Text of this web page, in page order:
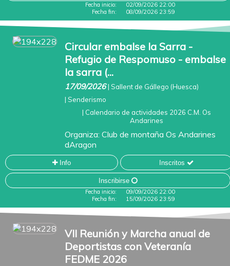
Fecha inicio:
02/09/2026 22:00
Fecha fin:
08/09/2026 23:59
Circular embalse la Sarra -
Refugio de Respomuso - embalse
la sarra (...
17/09/2026 | Sallent de Gállego (Huesca)
| Senderismo
| Calendario de actividades 2026 C.M. Os
Andarines
Organiza: Club de montaña Os Andarines
dAragon
Info Inscritos
Inscribirse
Fecha inicio:
09/09/2026 22:00
Fecha fin:
15/09/2026 23:59
VII Reunión y Marcha anual de
Deportistas con Veteranía
FEDME 2026